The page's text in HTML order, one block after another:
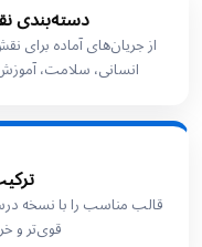
دسته‌بندی
از جریان‌های آماده برای
انسانی، سلامت،
قالب مناسب را با نسخه
قوی‌تر و